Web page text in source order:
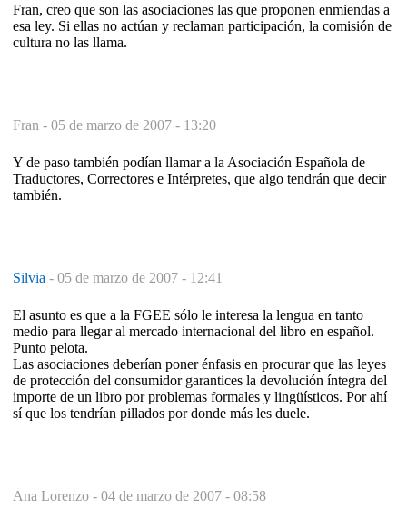
Fran, creo que son las asociaciones las que proponen enmiendas a
esa ley. Si ellas no actúan y reclaman participación, la comisión de
cultura no las llama.
Fran - 05 de marzo de 2007 - 13:20
Y de paso también podían llamar a la Asociación Española de
Traductores, Correctores e Intérpretes, que algo tendrán que decir
también.
Silvia - 05 de marzo de 2007 - 12:41
El asunto es que a la FGEE sólo le interesa la lengua en tanto
medio para llegar al mercado internacional del libro en español.
Punto pelota.
Las asociaciones deberían poner énfasis en procurar que las leyes
de protección del consumidor garantices la devolución íntegra del
importe de un libro por problemas formales y lingüísticos. Por ahí
sí que los tendrían pillados por donde más les duele.
Ana Lorenzo - 04 de marzo de 2007 - 08:58